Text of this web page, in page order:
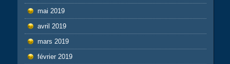
mai 2019
avril 2019
mars 2019
février 2019